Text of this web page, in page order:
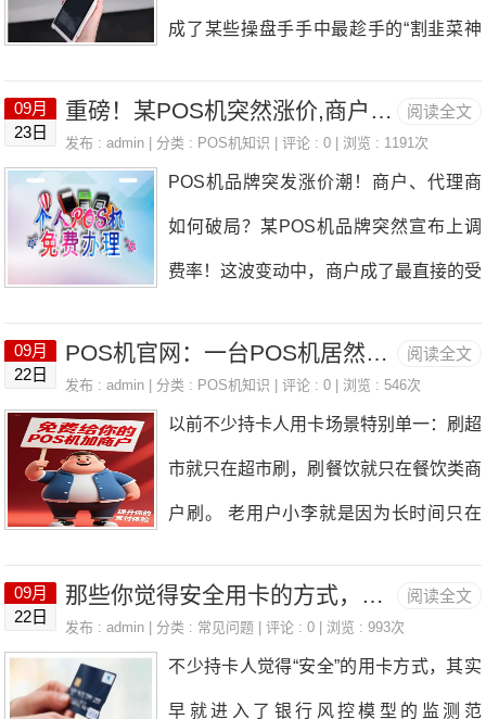
可能停机、冻账户，解封需多材料，很麻
单，一台出错易起纠纷。二、该注销/调
上常见的诈骗模式缺乏足够警惕；③面对
主动联系的电销人员或来源不明的业务
员，未进行身份核实。真实案例警示（触
目惊心）：1. “礼品”骗押金：业务员以“办
机送自行车”为诱饵，向用户收取299元等
还，业务员也彻底失联。2. “费率｜费用”
成了某些操盘手手中最趁手的“割韭菜神
代理商一不小心就深陷其中，叫苦不
S机，满打满算才用了两天，账户上就“唰
唰”被扣走了两笔流量费。代理商当时就
懵了，赶忙在内部沟通群里反映情况，想
讨个说法。客服的回复却让人大跌眼镜：
“哦，一笔是扣25年到26年的，另一笔是
似乎“合理”，但实际情况却并非如此。该
阅读全文
09月
23日
重磅！某POS机突然涨价,商户和代理商人心惶惶，你该如何应对？
发布 : admin | 分类 : POS机知识 | 评论 : 0 | 浏览 : 1191次
POS机品牌突发涨价潮！商户、代理商
如何破局？某POS机品牌突然宣布上调
费率！这波变动中，商户成了最直接的受
OS机涨价早已不算新鲜事，商户和代理
机，这篇内容一定要仔细看！毕竟，后续
“省成本”“稳收益”的关键方法，都在下面
了。据业内人士透露，此次费率上调，主
阅读全文
09月
22日
POS机官网：一台POS机居然也能覆盖多行业消费？卡友必备用卡避坑指南！
发布 : admin | 分类 : POS机知识 | 评论 : 0 | 浏览 : 546次
以前不少持卡人用卡场景特别单一：刷超
市就只在超市刷，刷餐饮就只在餐饮类商
户刷。 老用户小李就是因为长时间只在
降，后来找到我咨询，才明白“覆盖多行
阅读全文
09月
22日
那些你觉得安全用卡的方式，其实都在踩用卡陷阱！
发布 : admin | 分类 : 常见问题 | 评论 : 0 | 浏览 : 993次
不少持卡人觉得“安全”的用卡方式，其实
早就进入了银行风控模型的监测范